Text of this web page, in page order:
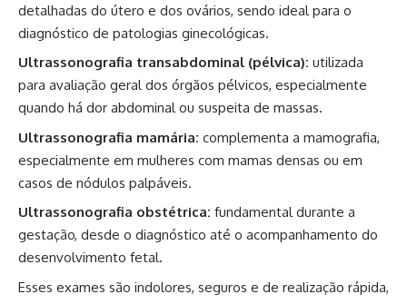
detalhadas do útero e dos ovários, sendo ideal para o
diagnóstico de patologias ginecológicas.
Ultrassonografia transabdominal (pélvica): utilizada
para avaliação geral dos órgãos pélvicos, especialmente
quando há dor abdominal ou suspeita de massas.
Ultrassonografia mamária: complementa a mamografia,
especialmente em mulheres com mamas densas ou em
casos de nódulos palpáveis.
Ultrassonografia obstétrica: fundamental durante a
gestação, desde o diagnóstico até o acompanhamento do
desenvolvimento fetal.
Esses exames são indolores, seguros e de realização rápida,